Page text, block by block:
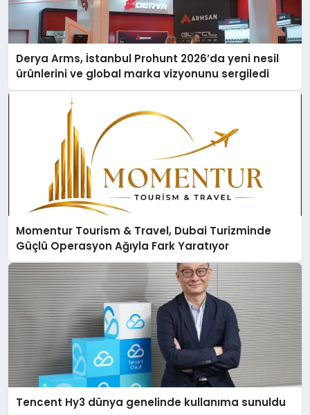
Derya Arms, İstanbul Prohunt 2026’da yeni nesil
ürünlerini ve global marka vizyonunu sergiledi
Momentur Tourism & Travel, Dubai Turizminde
Güçlü Operasyon Ağıyla Fark Yaratıyor
Tencent Hy3 dünya genelinde kullanıma sunuldu